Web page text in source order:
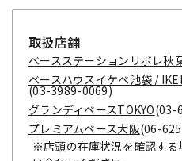
取扱店舗
ベースステーションリボレ秋
ベースハウスイケベ池袋 /
(03-3989-0069)
グランディベースTOKYO(03-
プレミアムベース大阪(06-
※店頭の在庫状況を確認す